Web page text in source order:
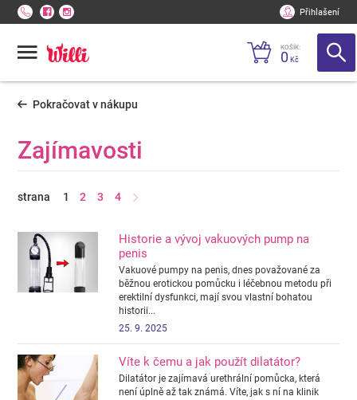
Přihlašení
KOŠÍK:
0 Kč
Pokračovat v nákupu
Zajímavosti
strana 1 2 3 4
Historie a vývoj vakuových pump na
penis
Vakuové pumpy na penis, dnes považované za
běžnou erotickou pomůcku i léčebnou metodu při
erektilní dysfunkci, mají svou vlastní bohatou
historii...
25. 9. 2025
Víte k čemu a jak použít dilatátor?
Dilatátor je zajímavá urethrální pomůcka, která
není úplně až tak známá. Víte, jak s ní na klinik